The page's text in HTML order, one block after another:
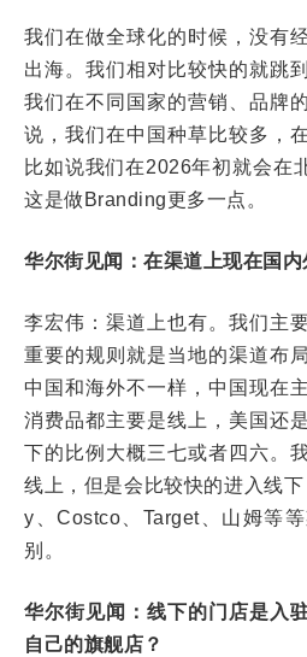
我们在做全球化的时候，没有
出海。我们相对比较快的就跳
我们在不同国家的营销、品牌
说，我们在中国种草比较多，
比如说我们在2026年初就会在
这是做Branding更多一点。
华尔街见闻：在渠道上现在国内
李宏伟：渠道上也有。我们主
重要的规则就是当地的渠道布
中国和海外不一样，中国现在
消费品都主要是线上，美国还
下的比例大概三七或者四六。
线上，但是会比较快的进入线
y、Costco、Target、山姆等
别。
华尔街见闻：线下的门店是入
自己的旗舰店？